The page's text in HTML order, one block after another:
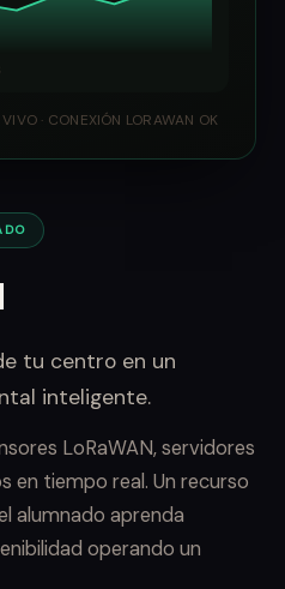
tu centro en un
inteligente.
LoRaWAN, servidores
en tiempo real. Un recurso
alumnado aprenda
operando un
· CONEXIÓN LORAWAN OK